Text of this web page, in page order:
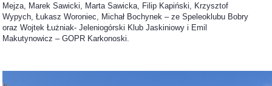
Mejza, Marek Sawicki, Marta Sawicka, Filip Kapiński, Krzysztof
Wypych, Łukasz Woroniec, Michał Bochynek – ze Speleoklubu Bobry
oraz Wojtek Łużniak- Jeleniogórski Klub Jaskiniowy i Emil
Makutynowicz – GOPR Karkonoski.